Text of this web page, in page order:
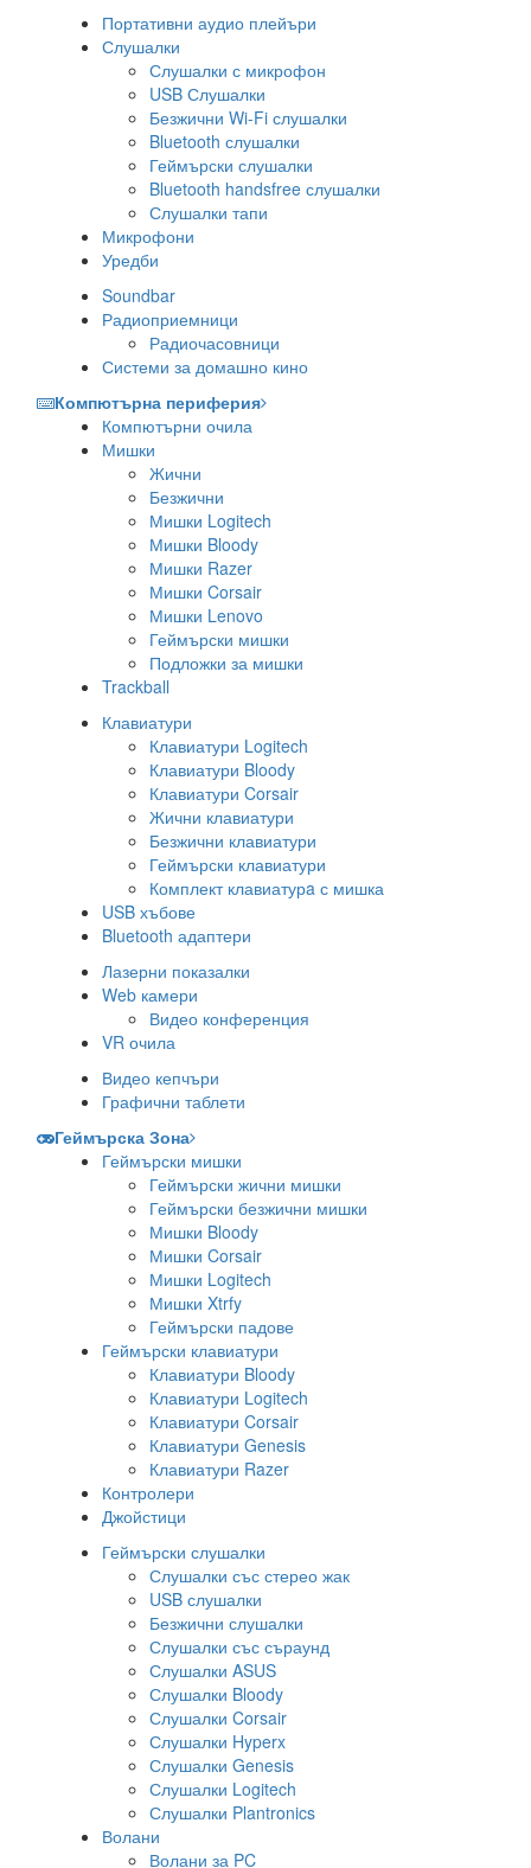
Портативни аудио плейъри
Слушалки
Слушалки с микрофон
USB Слушалки
Безжични Wi-Fi слушалки
Bluetooth слушалки
Геймърски слушалки
Bluetooth handsfree слушалки
Слушалки тапи
Микрофони
Уредби
Soundbar
Радиоприемници
Радиочасовници
Системи за домашно кино
Компютърна периферия
Компютърни очила
Мишки
Жични
Безжични
Мишки Logitech
Мишки Bloody
Мишки Razer
Мишки Corsair
Мишки Lenovo
Геймърски мишки
Подложки за мишки
Trackball
Клавиатури
Клавиатури Logitech
Клавиатури Bloody
Клавиатури Corsair
Жични клавиатури
Безжични клавиатури
Геймърски клавиатури
Комплект клавиатурa с мишка
USB хъбове
Bluetooth адаптери
Лазерни показалки
Web камери
Видео конференция
VR очила
Видео кепчъри
Графични таблети
Геймърска Зона
Геймърски мишки
Геймърски жични мишки
Геймърски безжични мишки
Мишки Bloody
Мишки Corsair
Мишки Logitech
Мишки Xtrfy
Геймърски падове
Геймърски клавиатури
Клавиатури Bloody
Клавиатури Logitech
Клавиатури Corsair
Клавиатури Genesis
Клавиатури Razer
Контролери
Джойстици
Геймърски слушалки
Слушалки със стерео жак
USB слушалки
Безжични слушалки
Слушалки със съраунд
Слушалки ASUS
Слушалки Bloody
Слушалки Corsair
Слушалки Hyperx
Слушалки Genesis
Слушалки Logitech
Слушалки Plantronics
Волани
Волани за PC